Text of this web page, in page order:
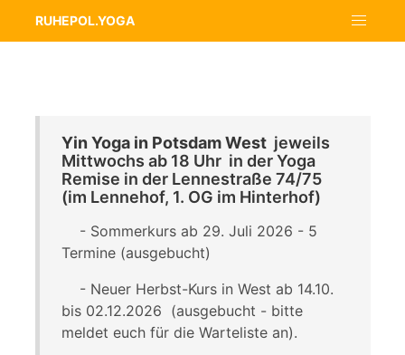
RUHEPOL.YOGA
Yin Yoga in Potsdam West jeweils
Mittwochs ab 18 Uhr in der Yoga
Remise in der Lennestraße 74/75
(im Lennehof, 1. OG im Hinterhof)
- Sommerkurs ab 29. Juli 2026 - 5
Termine (ausgebucht)
- Neuer Herbst-Kurs in West ab 14.10.
bis 02.12.2026 (ausgebucht - bitte
meldet euch für die Warteliste an).